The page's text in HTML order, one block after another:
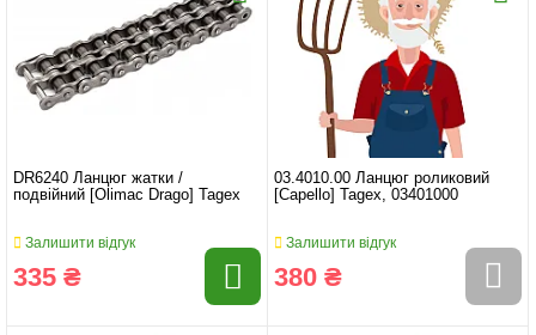
DR6240 Ланцюг жатки /
подвійний [Olimac Drago] Tagex
Залишити відгук
335 ₴
03.4010.00 Ланцюг роликовий
[Capello] Tagex, 03401000
Залишити відгук
380 ₴